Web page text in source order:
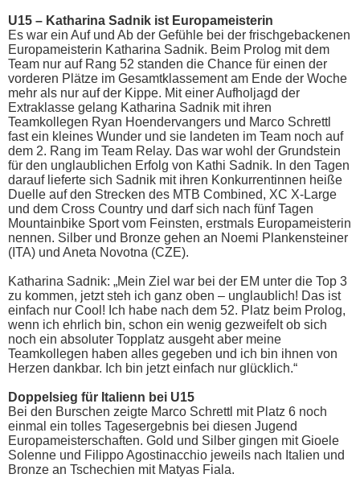
U15 – Katharina Sadnik ist Europameisterin
Es war ein Auf und Ab der Gefühle bei der frischgebackenen
Europameisterin Katharina Sadnik. Beim Prolog mit dem
Team nur auf Rang 52 standen die Chance für einen der
vorderen Plätze im Gesamtklassement am Ende der Woche
mehr als nur auf der Kippe. Mit einer Aufholjagd der
Extraklasse gelang Katharina Sadnik mit ihren
Teamkollegen Ryan Hoendervangers und Marco Schrettl
fast ein kleines Wunder und sie landeten im Team noch auf
dem 2. Rang im Team Relay. Das war wohl der Grundstein
für den unglaublichen Erfolg von Kathi Sadnik. In den Tagen
darauf lieferte sich Sadnik mit ihren Konkurrentinnen heiße
Duelle auf den Strecken des MTB Combined, XC X-Large
und dem Cross Country und darf sich nach fünf Tagen
Mountainbike Sport vom Feinsten, erstmals Europameisterin
nennen. Silber und Bronze gehen an Noemi Plankensteiner
(ITA) und Aneta Novotna (CZE).
Katharina Sadnik: „Mein Ziel war bei der EM unter die Top 3
zu kommen, jetzt steh ich ganz oben – unglaublich! Das ist
einfach nur Cool! Ich habe nach dem 52. Platz beim Prolog,
wenn ich ehrlich bin, schon ein wenig gezweifelt ob sich
noch ein absoluter Topplatz ausgeht aber meine
Teamkollegen haben alles gegeben und ich bin ihnen von
Herzen dankbar. Ich bin jetzt einfach nur glücklich.“
Doppelsieg für Italienn bei U15
Bei den Burschen zeigte Marco Schrettl mit Platz 6 noch
einmal ein tolles Tagesergebnis bei diesen Jugend
Europameisterschaften. Gold und Silber gingen mit Gioele
Solenne und Filippo Agostinacchio jeweils nach Italien und
Bronze an Tschechien mit Matyas Fiala.